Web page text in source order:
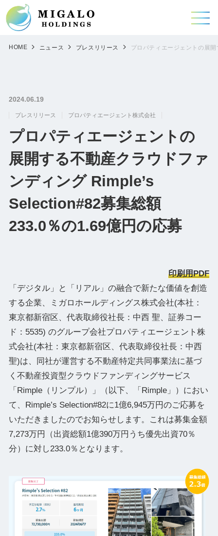
HOME ニュース プレスリリース プロパティエージェントの展
2024.06.19
プレスリリース プロパティエージェント株式会社
プロパティエージェントの
展開する不動産クラウドファ
ンディング Rimple’s
Selection#82募集総額
233.0％の1.69億円の応募
印刷用PDF
「デジタル」と「リアル」の融合で新たな価値を創造
する企業、ミガロホールディングス株式会社(本社：
東京都新宿区、代表取締役社⻑：中⻄ 聖、証券コー
ド：5535) のグループ会社プロパティエージェント株
式会社(本社：東京都新宿区、代表取締役社長：中西
聖)は、同社が運営する不動産特定共同事業法に基づ
く不動産投資型クラウドファンディングサービス
「Rimple（リンプル）」（以下、「Rimple」）におい
て、Rimple’s Selection#82に1億6,945万円のご応募を
いただきましたのでお知らせします。これは募集金額
7,273万円（出資総額1億390万円うち優先出資70％
分）に対し233.0％となります。